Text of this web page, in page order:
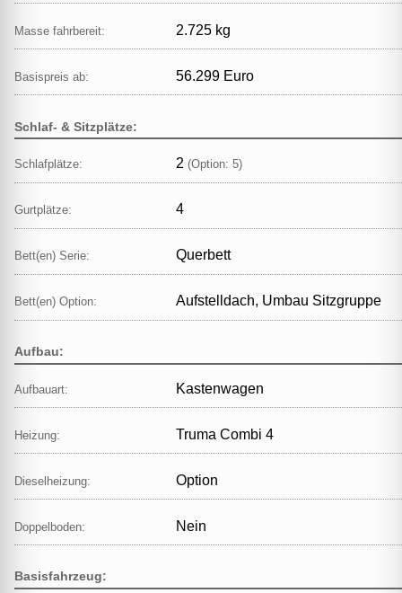
Masse fahrbereit: 2.725 kg
Basispreis ab: 56.299 Euro
Schlaf- & Sitzplätze:
Schlafplätze: 2 (Option: 5)
Gurtplätze: 4
Bett(en) Serie: Querbett
Bett(en) Option: Aufstelldach, Umbau Sitzgruppe
Aufbau:
Aufbauart: Kastenwagen
Heizung: Truma Combi 4
Dieselheizung: Option
Doppelboden: Nein
Basisfahrzeug: